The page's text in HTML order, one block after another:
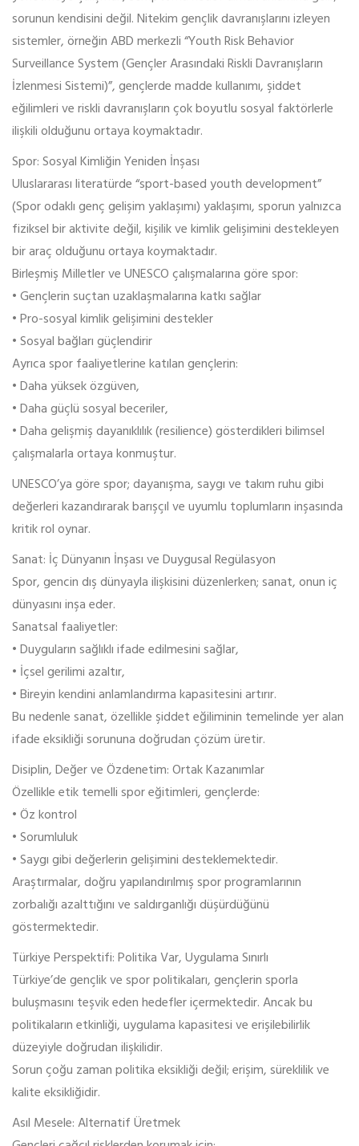
sorunun kendisini değil. Nitekim gençlik davranışlarını izleyen
sistemler, örneğin ABD merkezli “Youth Risk Behavior
Surveillance System (Gençler Arasındaki Riskli Davranışların
İzlenmesi Sistemi)”, gençlerde madde kullanımı, şiddet
eğilimleri ve riskli davranışların çok boyutlu sosyal faktörlerle
ilişkili olduğunu ortaya koymaktadır.
Spor: Sosyal Kimliğin Yeniden İnşası
Uluslararası literatürde “sport-based youth development”
(Spor odaklı genç gelişim yaklaşımı) yaklaşımı, sporun yalnızca
fiziksel bir aktivite değil, kişilik ve kimlik gelişimini destekleyen
bir araç olduğunu ortaya koymaktadır.
Birleşmiş Milletler ve UNESCO çalışmalarına göre spor:
• Gençlerin suçtan uzaklaşmalarına katkı sağlar
• Pro-sosyal kimlik gelişimini destekler
• Sosyal bağları güçlendirir
Ayrıca spor faaliyetlerine katılan gençlerin:
• Daha yüksek özgüven,
• Daha güçlü sosyal beceriler,
• Daha gelişmiş dayanıklılık (resilience) gösterdikleri bilimsel
çalışmalarla ortaya konmuştur.
UNESCO’ya göre spor; dayanışma, saygı ve takım ruhu gibi
değerleri kazandırarak barışçıl ve uyumlu toplumların inşasında
kritik rol oynar.
Sanat: İç Dünyanın İnşası ve Duygusal Regülasyon
Spor, gencin dış dünyayla ilişkisini düzenlerken; sanat, onun iç
dünyasını inşa eder.
Sanatsal faaliyetler:
• Duyguların sağlıklı ifade edilmesini sağlar,
• İçsel gerilimi azaltır,
• Bireyin kendini anlamlandırma kapasitesini artırır.
Bu nedenle sanat, özellikle şiddet eğiliminin temelinde yer alan
ifade eksikliği sorununa doğrudan çözüm üretir.
Disiplin, Değer ve Özdenetim: Ortak Kazanımlar
Özellikle etik temelli spor eğitimleri, gençlerde:
• Öz kontrol
• Sorumluluk
• Saygı gibi değerlerin gelişimini desteklemektedir.
Araştırmalar, doğru yapılandırılmış spor programlarının
zorbalığı azalttığını ve saldırganlığı düşürdüğünü
göstermektedir.
Türkiye Perspektifi: Politika Var, Uygulama Sınırlı
Türkiye’de gençlik ve spor politikaları, gençlerin sporla
buluşmasını teşvik eden hedefler içermektedir. Ancak bu
politikaların etkinliği, uygulama kapasitesi ve erişilebilirlik
düzeyiyle doğrudan ilişkilidir.
Sorun çoğu zaman politika eksikliği değil; erişim, süreklilik ve
kalite eksikliğidir.
Asıl Mesele: Alternatif Üretmek